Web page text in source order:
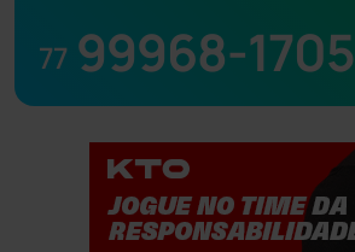
77 99968-1705